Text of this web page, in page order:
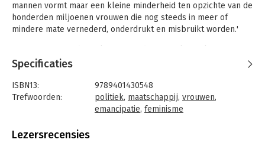
mannen vormt maar een kleine minderheid ten opzichte van de
honderden miljoenen vrouwen die nog steeds in meer of
mindere mate vernederd, onderdrukt en misbruikt worden.'
auteur Assita Kanko ertoe aan De tweede helft te schrijven. In
dit spraakmakende boek wisselt ze getuigenissen uit haar
eigen leefwereld af met harde feiten en cijfers over de rol van
vrouwen in onze maatschappij en in de wereld. Haar dwingende
boodschap vrouwen worden nog altijd onvoldoende naar
Kanko raakt talloze thema’s aan: het glazen plafond, het
Specificaties
ISBN13:
9789401430548
Trefwoorden:
politiek, maatschappij, vrouwen,
emancipatie, feminisme
Bindwijze:
Lezersrecensies